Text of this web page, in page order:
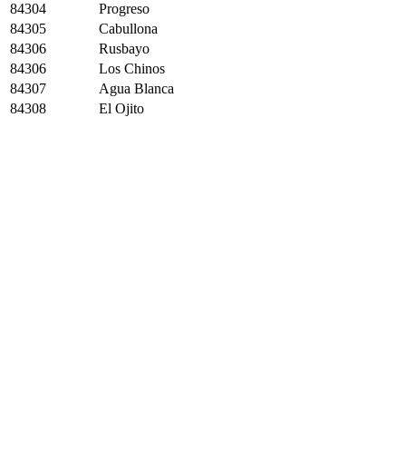
84304
Progreso
84305
Cabullona
84306
Rusbayo
84306
Los Chinos
84307
Agua Blanca
84308
El Ojito